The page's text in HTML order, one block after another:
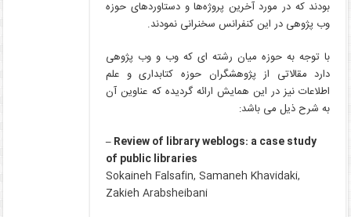
بودند که در مورد آخرین پروژه‌ها و دستاوردهای حوزه
وب پژوهی در این کنفرانس سخنرانی نمودند.
با توجه به حوزه میان رشته ای که وب و وب پژوهی
دارد مقالاتی از پژوهشگران حوزه کتابداری و علم
اطلاعات نیز در این همایش ارائه گردیده که عناوین آن
به شرح ذیل می باشد:
– Review of library weblogs: a case study
of public libraries
Sokaineh Falsafin, Samaneh Khavidaki,
Zakieh Arabsheibani